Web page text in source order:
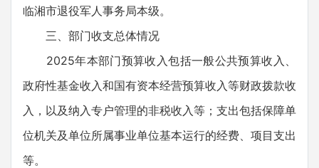
临湘市退役军人事务局本级。
三、部门收支总体情况
2025年本部门预算收入包括一般公共预算收入、
政府性基金收入和国有资本经营预算收入等财政拨款收
入，以及纳入专户管理的非税收入等；支出包括保障单
位机关及单位所属事业单位基本运行的经费、项目支出
等。